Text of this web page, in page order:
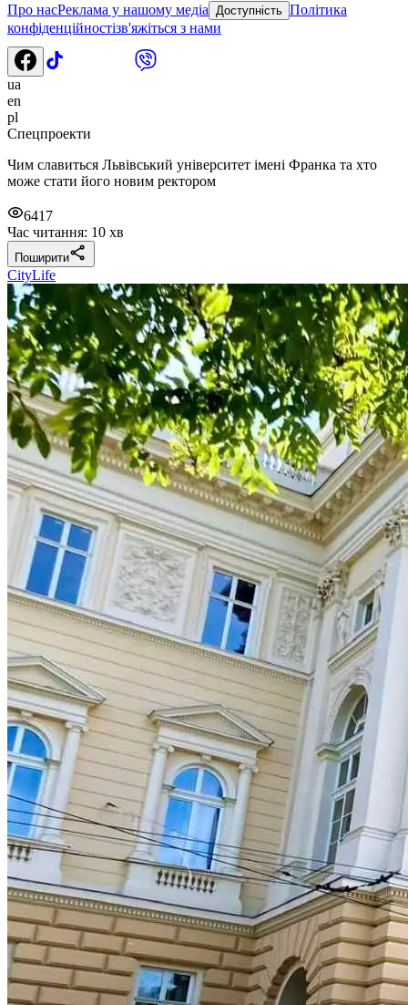
Про насРеклама у нашому медіа Доступність Політика
конфіденційностізв'яжіться з нами
ua
en
pl
Спецпроекти
Чим славиться Львівський університет імені Франка та хто
може стати його новим ректором
6417
Час читання: 10 хв
Поширити
CityLife